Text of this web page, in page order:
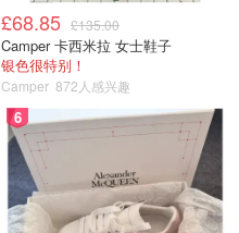
£68.85 £135.00
Camper 卡西米拉 女士鞋子
银色很特别！
Camper 872人感兴趣
6